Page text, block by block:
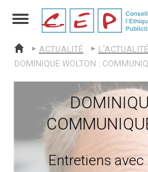
cep
ACCUEIL
ACTUALITÉ
Entretiens